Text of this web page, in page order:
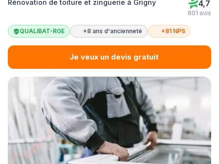
Rénovation de toiture et zinguerie à Grigny 4,7
601 avis
QUALIBAT-RGE +8 ans d'ancienneté +81 NPS
Je veux un devis gratuit